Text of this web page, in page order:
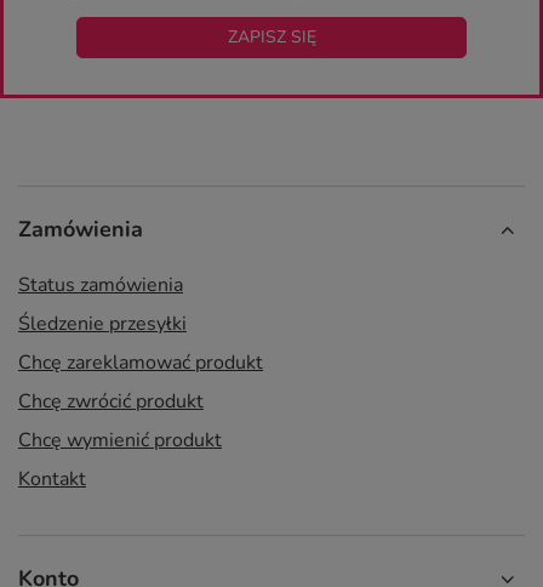
ZAPISZ SIĘ
Zamówienia
Status zamówienia
Śledzenie przesyłki
Chcę zareklamować produkt
Chcę zwrócić produkt
Chcę wymienić produkt
Kontakt
Konto